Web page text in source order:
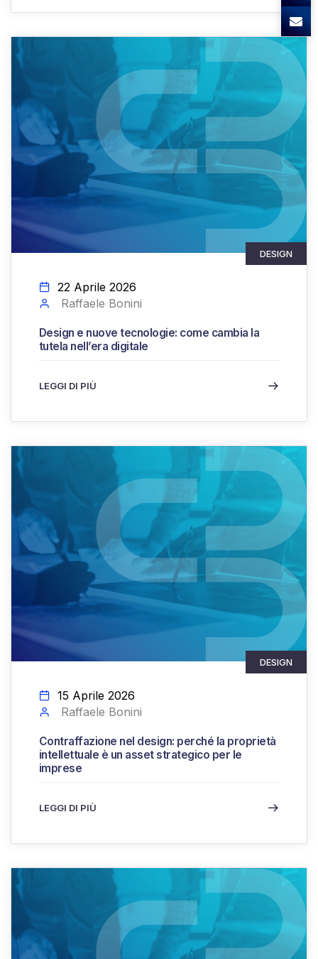
22 Aprile 2026
Raffaele Bonini
DESIGN
Design e nuove tecnologie: come cambia la
tutela nell’era digitale
LEGGI DI PIÙ
15 Aprile 2026
Raffaele Bonini
DESIGN
Contraffazione nel design: perché la proprietà
intellettuale è un asset strategico per le
imprese
LEGGI DI PIÙ